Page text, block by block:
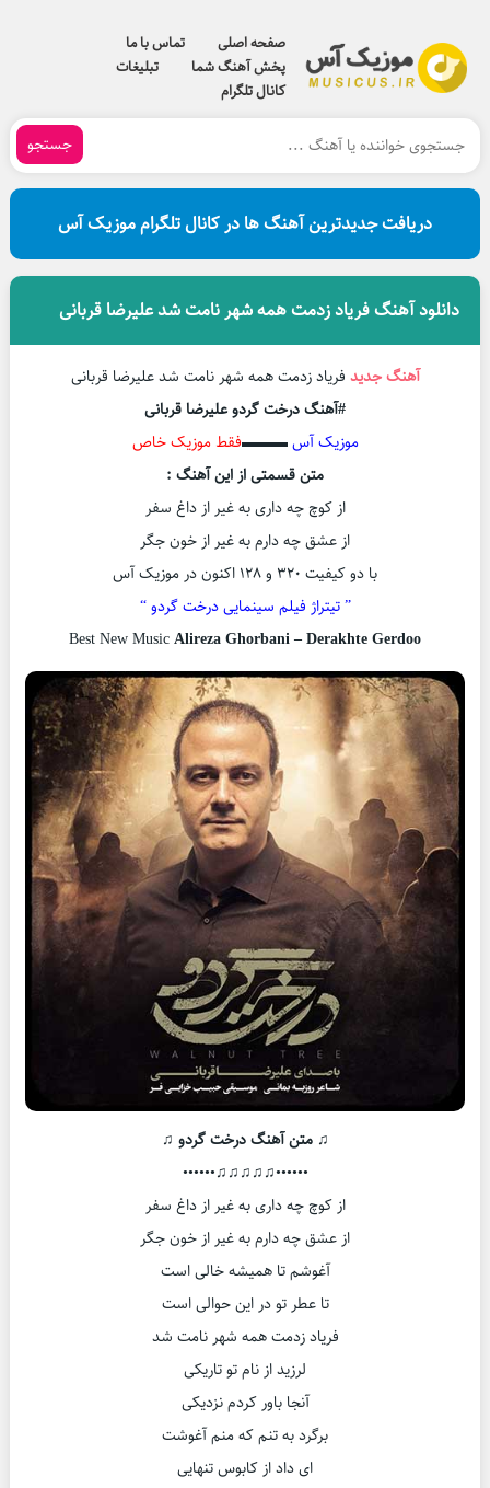
صفحه اصلی
تماس با ما
پخش آهنگ شما
تبلیغات
کانال تلگرام
جستجو
دریافت جدیدترین آهنگ ها در کانال تلگرام موزیک آس
دانلود آهنگ فریاد زدمت همه شهر نامت شد علیرضا قربانی
آهنگ جدید فریاد زدمت همه شهر نامت شد علیرضا قربانی
#آهنگ درخت گردو علیرضا قربانی
موزیک آس▬▬▬فقط موزیک خاص
متن قسمتی از این آهنگ :
از کوچ چه داری به غیر از داغ سفر
از عشق چه دارم به غیر از خون جگر
با دو کیفیت ۳۲۰ و ۱۲۸ اکنون در موزیک آس
” تیتراژ فیلم سینمایی درخت گردو “
Best New MusicAlireza Ghorbani – Derakhte Gerdoo
♫ متن آهنگ درخت گردو ♫
••••••♫♫♫♫♫••••••
از کوچ چه داری به غیر از داغ سفر
از عشق چه دارم به غیر از خون جگر
آغوشم تا همیشه خالی است
تا عطر تو در این حوالی است
فریاد زدمت همه شهر نامت شد
لرزید از نام تو تاریکی
آنجا باور کردم نزدیکی
برگرد به تنم که منم آغوشت
ای داد از کابوس تنهایی